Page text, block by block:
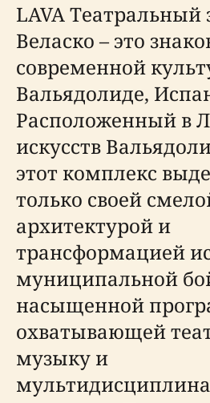
LAVA Театральный
Веласко – это
современной
Вальядолиде,
Расположенный в
искусств
этот комплекс
только своей
архитектурой и
трансформацией
муниципальной
насыщенной
охватывающей
музыку и